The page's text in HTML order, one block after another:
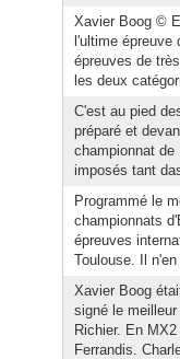
Xavier Boog ©
l'ultime
épreuves de
les deux
C'est au pied
préparé et
championnat
imposés tant
Programmé le
championnats
épreuves
Toulouse. Il
Xavier Boog
signé le
Richier. En
Ferrandis.